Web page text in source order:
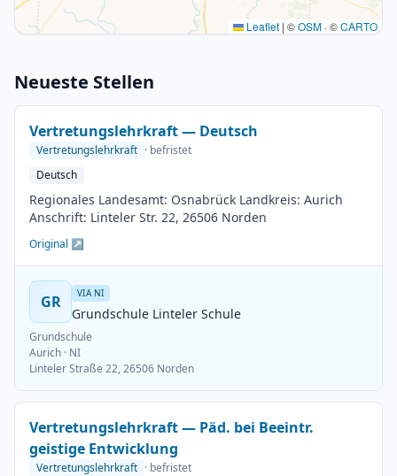
Leaflet | ©OSM · ©CARTO
Neueste Stellen
Vertretungslehrkraft — Deutsch
Vertretungslehrkraft · befristet
Deutsch
Regionales Landesamt: Osnabrück Landkreis: Aurich
Anschrift: Linteler Str. 22, 26506 Norden
Original ↗
GR VIA NI
Grundschule Linteler Schule
Grundschule
Aurich · NI
Linteler Straße 22, 26506 Norden
Vertretungslehrkraft — Päd. bei Beeintr.
geistige Entwicklung
Vertretungslehrkraft · befristet